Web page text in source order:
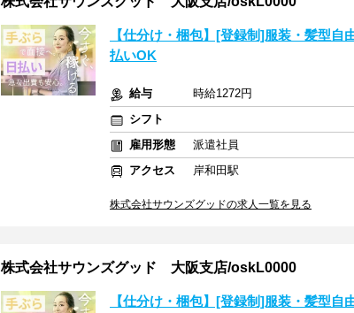
【仕分け・梱包】[登録制]服装・髪型
払いOK
給与
時給1272円
シフト
雇用形態
派遣社員
アクセス
岸和田駅
株式会社サウンズグッドの求人一覧を見る
株式会社サウンズグッド 大阪支店/oskL0000
【仕分け・梱包】[登録制]服装・髪型